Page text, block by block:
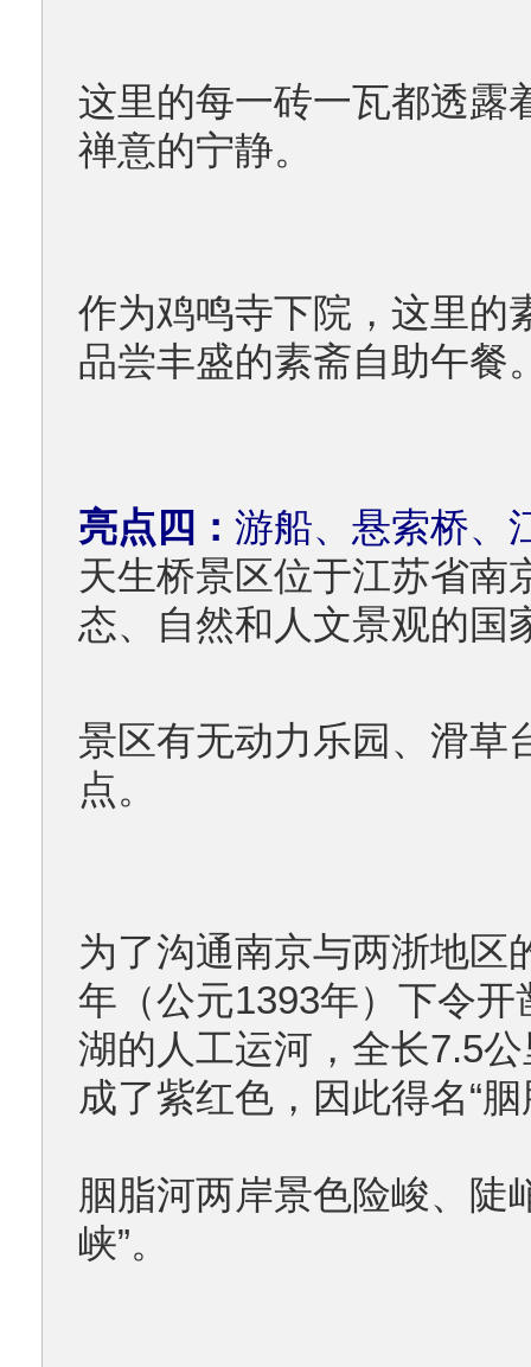
这里的每一砖一瓦都透露
禅意的宁静。
作为鸡鸣寺下院，这里的
品尝丰盛的素斋自助午餐
亮点四： 游船、悬索桥
天生桥景区位于江苏省南
态、自然和人文景观的国
景区有无动力乐园、滑草
点。
为了沟通南京与两浙地区
年（公元1393年）下令
湖的人工运河，全长7.5
成了紫红色，因此得名“胭
胭脂河两岸景色险峻、陡
峡”。